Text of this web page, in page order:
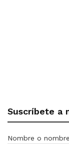
Suscríbete a
Nombre o